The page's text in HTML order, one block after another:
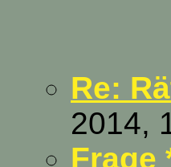
Re:
2014,
Frage